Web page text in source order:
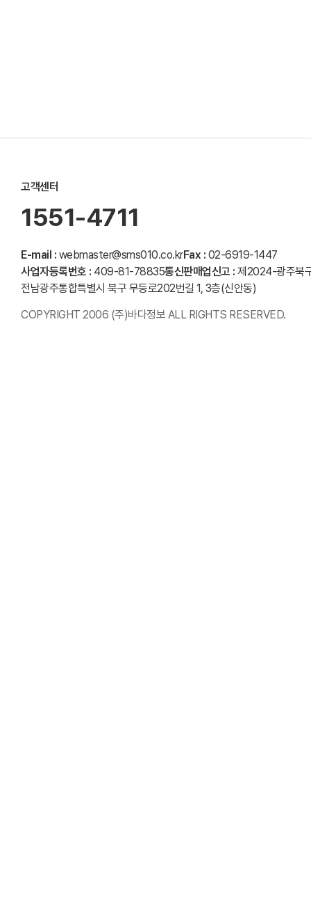
고객센터
1551-4711
E-mail : webmaster@sms010.co.krFax : 02-6919-1447
사업자등록번호 : 409-81-78835통신판매업신고 : 제2024-광주북
전남광주통합특별시 북구 무등로202번길 1, 3층(신안동)
COPYRIGHT 2006 (주)바다정보 ALL RIGHTS RESERVED.